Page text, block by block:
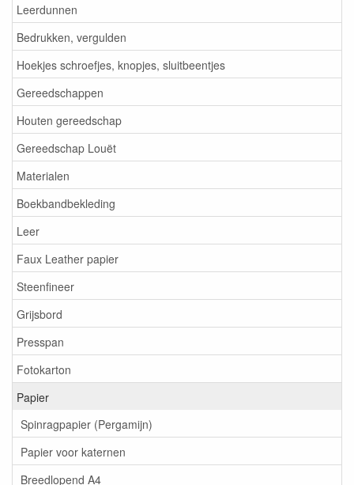
Leerdunnen
Bedrukken, vergulden
Hoekjes schroefjes, knopjes, sluitbeentjes
Gereedschappen
Houten gereedschap
Gereedschap Louët
Materialen
Boekbandbekleding
Leer
Faux Leather papier
Steenfineer
Grijsbord
Presspan
Fotokarton
Papier
Spinragpapier (Pergamijn)
Papier voor katernen
Breedlopend A4